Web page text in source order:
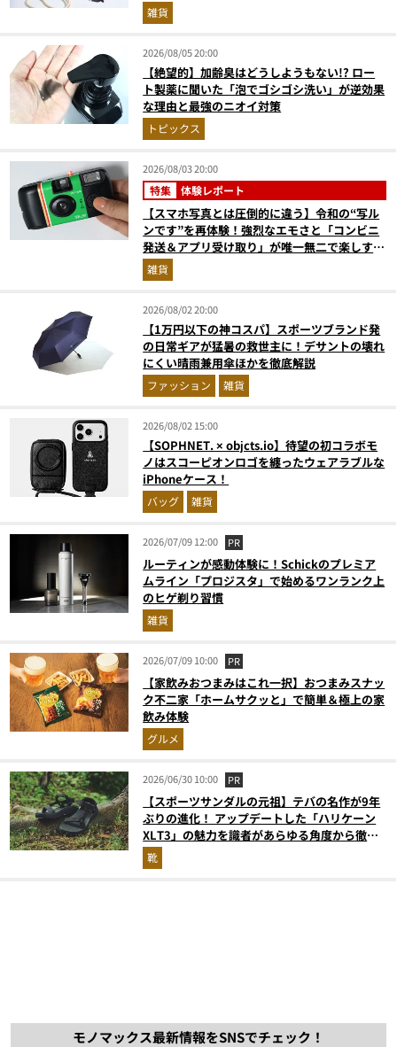
雑貨
2026/08/05 20:00
【絶望的】加齢臭はどうしようもない!? ロー
ト製薬に聞いた「泡でゴシゴシ洗い」が逆効果
な理由と最強のニオイ対策
トピックス
2026/08/03 20:00
特集 体験レポート
【スマホ写真とは圧倒的に違う】令和の“写ル
ンです”を再体験！強烈なエモさと「コンビニ
発送＆アプリ受け取り」が唯一無二で楽しすぎ
た雑貨
2026/08/02 20:00
【1万円以下の神コスパ】スポーツブランド発
の日常ギアが猛暑の救世主に！デサントの壊れ
にくい晴雨兼用傘ほかを徹底解説
ファッション 雑貨
2026/08/02 15:00
【SOPHNET. × objcts.io】待望の初コラボモ
ノはスコーピオンロゴを纏ったウェアラブルな
iPhoneケース！
バッグ 雑貨
2026/07/09 12:00 PR
ルーティンが感動体験に！Schickのプレミア
ムライン「プロジスタ」で始めるワンランク上
のヒゲ剃り習慣
雑貨
2026/07/09 10:00 PR
【家飲みおつまみはこれ一択】おつまみスナッ
ク不二家「ホームサクッと」で簡単＆極上の家
飲み体験
グルメ
2026/06/30 10:00 PR
【スポーツサンダルの元祖】テバの名作が9年
ぶりの進化！ アップデートした「ハリケーン
XLT3」の魅力を識者があらゆる角度から徹底
解説！
靴
モノマックス最新情報をSNSでチェック！